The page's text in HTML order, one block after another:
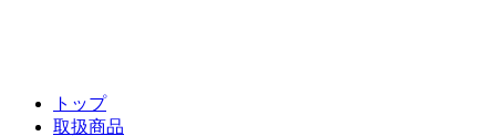
トップ
取扱商品